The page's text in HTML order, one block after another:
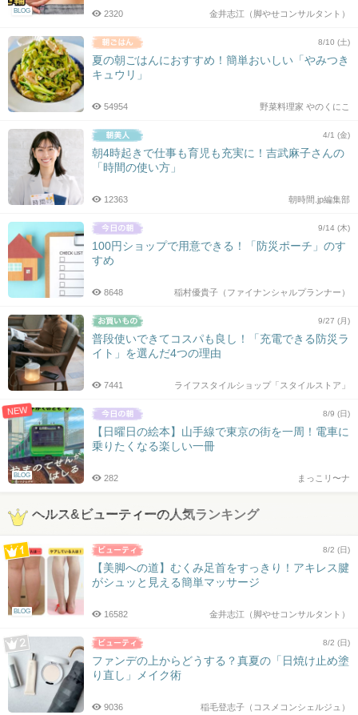
BLOG 金井志江（脚やせコンサルタント）
2320
8/10 (土)
夏の朝ごはんにおすすめ！簡単おいしい「やみつき
キュウリ」
野菜料理家 やのくにこ
54954
4/1 (金)
朝4時起きで仕事も育児も充実に！吉武麻子さんの
「時間の使い方」
朝時間.jp編集部
12363
9/14 (木)
100円ショップで用意できる！「防災ポーチ」のす
すめ
稲村優貴子（ファイナンシャルプランナー）
8648
9/27 (月)
普段使いできてコスパも良し！「充電できる防災ラ
イト」を選んだ4つの理由
ライフスタイルショップ「スタイルストア」
7441
NEW
BLOG
8/9 (日)
【日曜日の絵本】山手線で東京の街を一周！電車に
乗りたくなる楽しい一冊
まっこリ〜ナ
282
ヘルス&ビューティーの人気ランキング
BLOG
8/2 (日)
【美脚への道】むくみ足首をすっきり！アキレス腱
がシュッと見える簡単マッサージ
金井志江（脚やせコンサルタント）
16582
8/2 (日)
ファンデの上からどうする？真夏の「日焼け止め塗
り直し」メイク術
稲毛登志子（コスメコンシェルジュ）
9036